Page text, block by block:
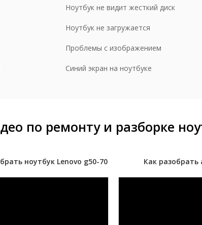
обратно заказчикуНоутбук не видит жесткий диск
Ноутбук не загружается
Проблемы с изображением
Синий экран на ноутбуке
по ремонту и разборке
ноутбук Lenovo g50-70 Как разобрать